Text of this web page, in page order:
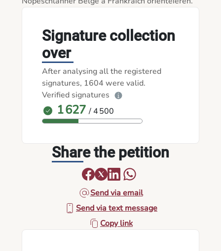
Signature collection
over
After analysing all the registered
signatures, 1604 were valid.
Verified signatures
1 627 / 4 500
Share the petition
Send via email
Send via text message
Copy link